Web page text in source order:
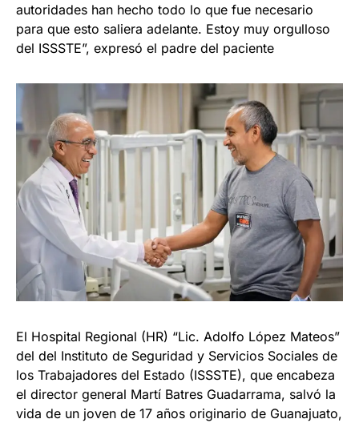
autoridades han hecho todo lo que fue necesario
para que esto saliera adelante. Estoy muy orgulloso
del ISSSTE”, expresó el padre del paciente
El Hospital Regional (HR) “Lic. Adolfo López Mateos”
del del Instituto de Seguridad y Servicios Sociales de
los Trabajadores del Estado (ISSSTE), que encabeza
el director general Martí Batres Guadarrama, salvó la
vida de un joven de 17 años originario de Guanajuato,